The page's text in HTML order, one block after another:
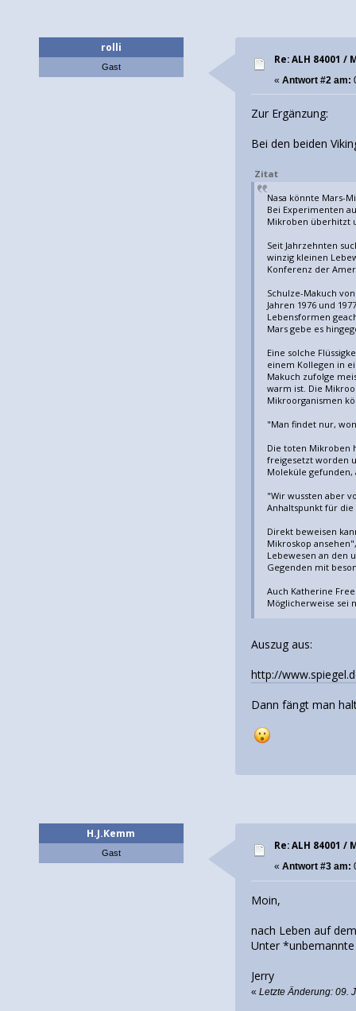
rolli
Gast
Re: ALH 84001
«Antwort #2 am:
Zur Ergänzung:
Bei den beiden
Zitat
Nasa könnte Mars-
Bei Experimenten
Mikroben überhitzt
Seit Jahrzehnten
winzig kleinen
Konferenz der
Schulze-Makuch
Jahren 1976 und
Lebensformen
Mars gebe es
Eine solche
einem Kollegen in
Makuch zufolge
warm ist. Die
Mikroorganismen
"Man findet nur,
Die toten Mikroben
freigesetzt worden
Moleküle gefunden,
"Wir wussten aber
Anhaltspunkt für
Direkt beweisen
Mikroskop
Lebewesen an den
Gegenden mit
Auch Katherine
Möglicherweise sei
Auszug aus:
http://
Dann fängt man
H.J.Kemm
Gast
Re: ALH 84001
«Antwort #3 am:
Moin,
nach Leben auf
Unter
Jerry
«Letzte Änderung: 09.